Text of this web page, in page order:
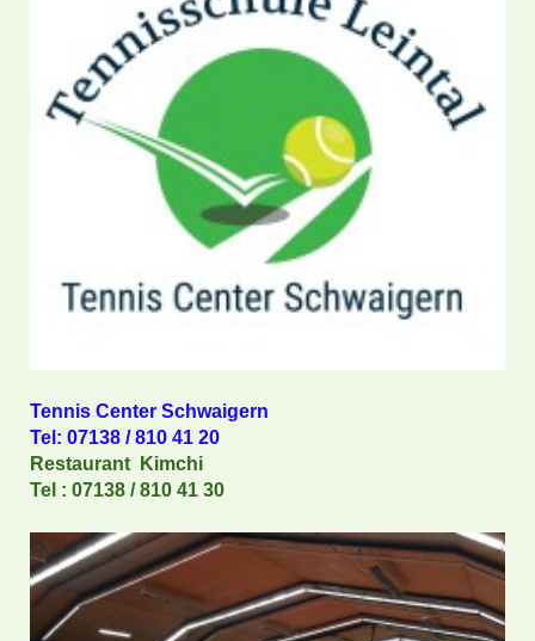
Tennis Center Schwaigern
Tel: 07138 / 810 41 20
Restaurant Kimchi
Tel : 07138 / 810 41 30